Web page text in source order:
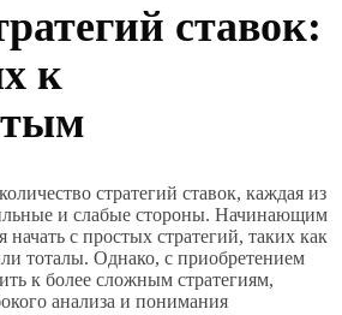
ставок:
к
стратегий ставок, каждая из
и слабые стороны. Начинающим
начать с простых стратегий, таких как
тоталы. Однако, с приобретением
к более сложным стратегиям,
анализа и понимания